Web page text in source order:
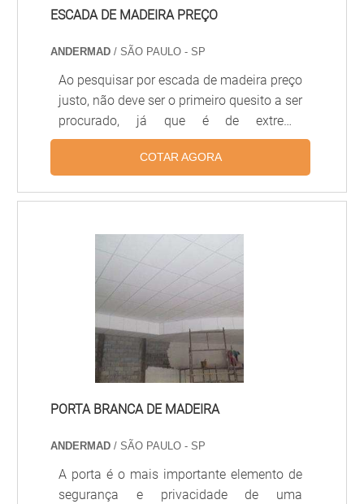
ESCADA DE MADEIRA PREÇO
ANDERMAD / SÃO PAULO - SP
Ao pesquisar por escada de madeira preço
justo, não deve ser o primeiro quesito a ser
procurado, já que é de extrema
importância verificar a procedência do
produto em questões de fabricação,
preço e mais informações A escada de
tanto em modelos padronizados quanto
para espaços pequenos ou de acordo com
o projeto a ser seguido, ganhando
amplitude no comércio e destaque nos
projetos de instalação. Por isso, é de
suma importâ.
COTAR AGORA
PORTA BRANCA DE MADEIRA
ANDERMAD / SÃO PAULO - SP
A porta é o mais importante elemento de
segurança e privacidade de uma